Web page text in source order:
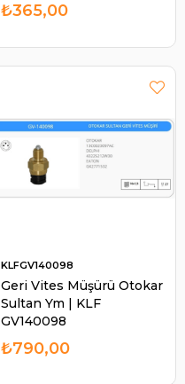
₺365,00
Geri Vites Müşürü Otokar
Sultan Ym | KLF
GV140098
KLFGV140098
₺790,00